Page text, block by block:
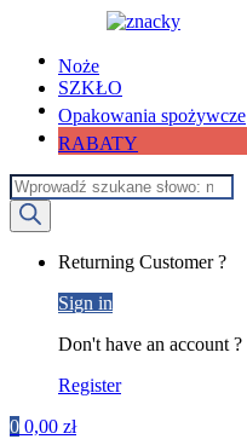
Noże
SZKŁO
Opakowania spożywcze
RABATY
Wyszukiwarka
produktów
Returning Customer ?
Sign in
Don't have an account ?
Register
0 0,00 zł